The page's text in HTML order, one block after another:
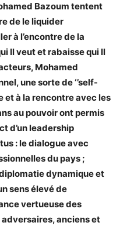
Bazoum tentent
de le liquider
à l’encontre de la
Il veut et rabaisse qui Il
Mohamed
une sorte de ‘’self-
et à la rencontre avec les
au pouvoir ont permis
d’un leadership
: le dialogueavec
du pays ;
dynamique et
sens élevé de
vertueuse des
adversaires,anciens et